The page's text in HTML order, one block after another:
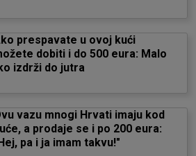
prespavate u ovoj kući
dobiti i do 500 eura: Malo
izdrži do jutra
vazu mnogi Hrvati imaju kod
a prodaje se i po 200 eura:
pa i ja imam takvu!"